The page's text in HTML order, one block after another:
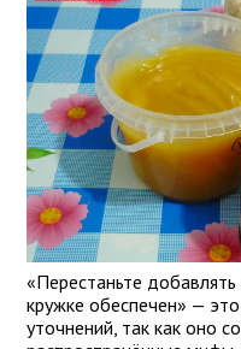
«Перестаньте
кружке обеспечен» —
уточнений, так как оно